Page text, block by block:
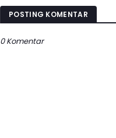
POSTING KOMENTAR
0 Komentar